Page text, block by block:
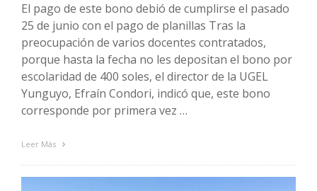
El pago de este bono debió de cumplirse el pasado
25 de junio con el pago de planillas Tras la
preocupación de varios docentes contratados,
porque hasta la fecha no les depositan el bono por
escolaridad de 400 soles, el director de la UGEL
Yunguyo, Efraín Condori, indicó que, este bono
corresponde por primera vez …
Leer Más